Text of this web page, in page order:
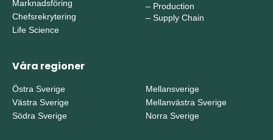
Marknadsföring
Chefsrekrytering
Life Science
– Production
– Supply Chain
Våra regioner
Östra Sverige
Västra Sverige
Södra Sverige
Mellansverige
Mellanvästra Sverige
Norra Sverige